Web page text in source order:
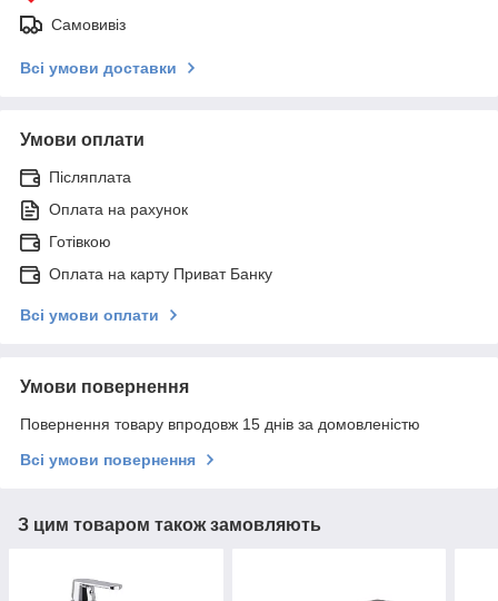
Самовивіз
Всі умови доставки
Умови оплати
Післяплата
Оплата на рахунок
Готівкою
Оплата на карту Приват Банку
Всі умови оплати
Умови повернення
Повернення товару впродовж 15 днів за домовленістю
Всі умови повернення
З цим товаром також замовляють